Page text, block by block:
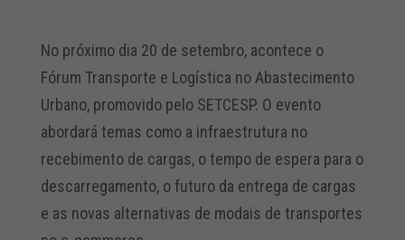
No próximo dia 20 de setembro, acontece o
Fórum Transporte e Logística no Abastecimento
Urbano, promovido pelo SETCESP. O evento
abordará temas como a infraestrutura no
recebimento de cargas, o tempo de espera para o
descarregamento, o futuro da entrega de cargas
e as novas alternativas de modais de transportes